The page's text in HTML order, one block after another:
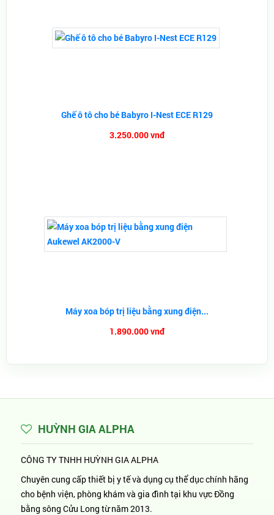
Ghế ô tô cho bé Babyro I-Nest ECE R129
3.250.000 vnđ
Máy xoa bóp trị liệu bằng xung điện...
1.890.000 vnđ
HUỲNH GIA ALPHA
CÔNG TY TNHH HUỲNH GIA ALPHA
Chuyên cung cấp thiết bị y tế và dụng cụ thể dục chính hãng
cho bệnh viện, phòng khám và gia đình tại khu vực Đồng
bằng sông Cửu Long từ năm 2013.